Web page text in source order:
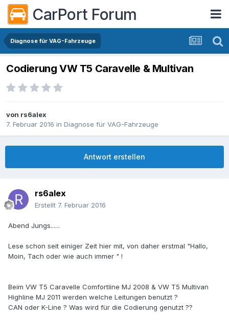
CarPort Forum
Diagnose für VAG-Fahrzeuge
Codierung VW T5 Caravelle & Multivan
von rs6alex
7. Februar 2016 in Diagnose für VAG-Fahrzeuge
Antwort erstellen
rs6alex
Erstellt 7. Februar 2016
Abend Jungs......
Lese schon seit einiger Zeit hier mit, von daher erstmal "Hallo,
Moin, Tach oder wie auch immer " !
Beim VW T5 Caravelle Comfortline MJ 2008 & VW T5 Multivan
Highline MJ 2011 werden welche Leitungen benutzt ?
CAN oder K-Line ? Was wird für die Codierung genutzt ??